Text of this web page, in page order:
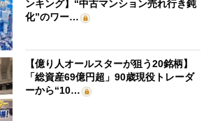
ンキング】“中古マンション売れ行き鈍
化”のワー…
【億り人オールスターが狙う20銘柄】
「総資産69億円超」90歳現役トレーダ
ーから“10…